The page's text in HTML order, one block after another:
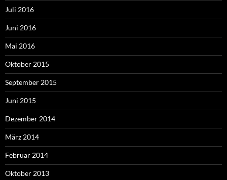
Juli 2016
Juni 2016
Mai 2016
Oktober 2015
September 2015
Juni 2015
Dezember 2014
März 2014
Februar 2014
Oktober 2013